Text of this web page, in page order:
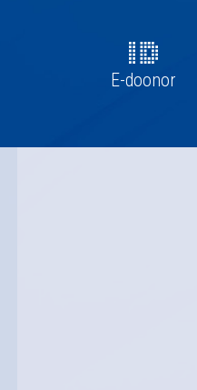
E-doonor